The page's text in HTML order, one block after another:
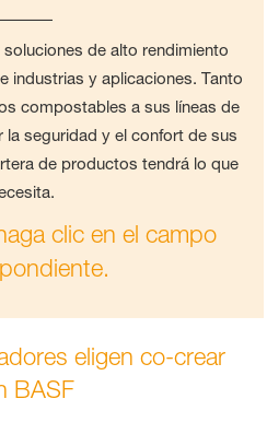
de alto rendimiento
industrias y aplicaciones. Tanto
compostables a sus líneas de
seguridad y el confort de sus
de productos tendrá lo que
clic en el campo
eligen co-crear
BASF